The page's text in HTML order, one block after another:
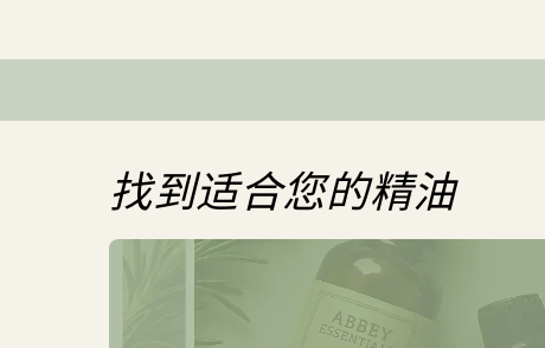
找到适合您的精油